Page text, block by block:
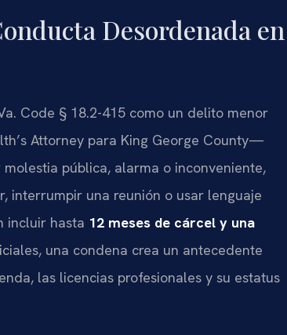
Desordenada en
Code § 18.2-415 como un delito menor
Attorney para King George County—
pública, alarma o inconveniente,
interrumpir una reunión o usar lenguaje
incluir hasta 12 meses de cárcel y una
una condena crea un antecedente
las licencias profesionales y su estatus